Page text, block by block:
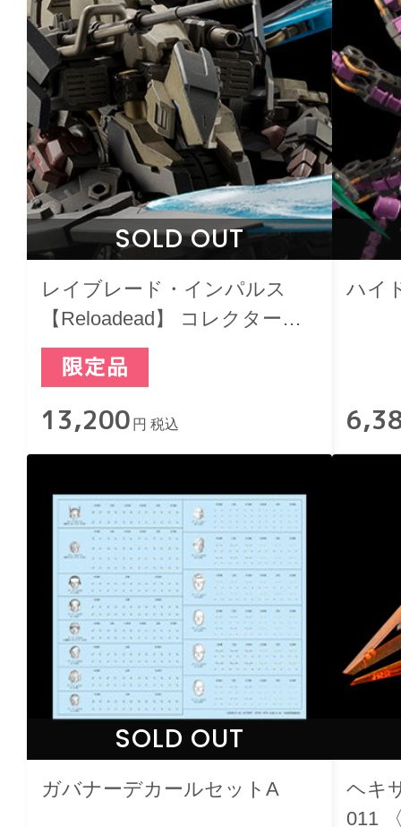
SOLD OUT
レイブレード・インパルス
【Reloadead】 コレクターズ
エディション
13,200 円 税込
ハイ
SOLD OUT
ガバナーデカールセットA
ヘキ
011